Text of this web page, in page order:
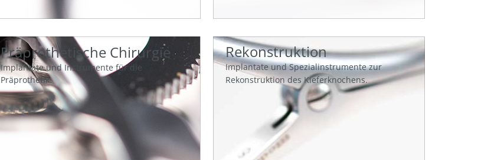
Präprothetische Chirurgie
Implantate und Instrumente für die
Präprothetik.
Rekonstruktion
Implantate und Spezialinstrumente zur
Rekonstruktion des Kieferknochens.